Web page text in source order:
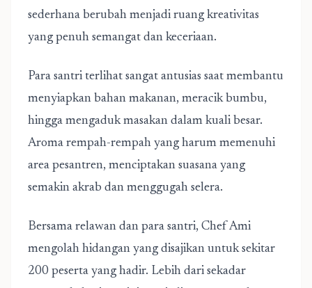
sederhana berubah menjadi ruang kreativitas
yang penuh semangat dan keceriaan.
Para santri terlihat sangat antusias saat membantu
menyiapkan bahan makanan, meracik bumbu,
hingga mengaduk masakan dalam kuali besar.
Aroma rempah-rempah yang harum memenuhi
area pesantren, menciptakan suasana yang
semakin akrab dan menggugah selera.
Bersama relawan dan para santri, Chef Ami
mengolah hidangan yang disajikan untuk sekitar
200 peserta yang hadir. Lebih dari sekadar